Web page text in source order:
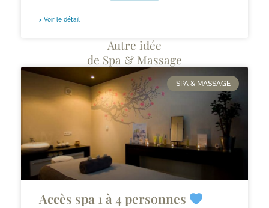
> Voir le détail
Autre idée
de Spa & Massage
SPA & MASSAGE
Accès spa 1 à 4 personnes